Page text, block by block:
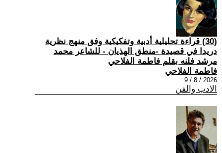
(30) قراءة تحليلية أدبية وتفكيكية وفق منهج نظرية
دريدا في قصيدة -منطق الهذيان - للشاعر محمد
مرشد فلنه بقلم فاطمة الفلاحي
فاطمة الفلاحي
2026 / 8 / 9
الادب والفن